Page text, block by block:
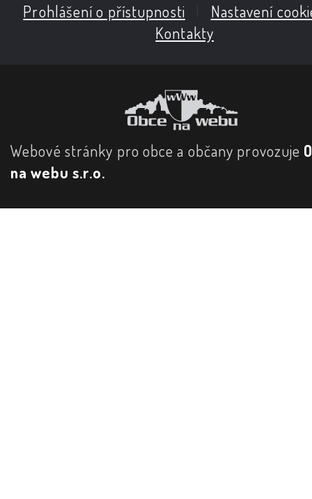
Prohlášení o přístupnosti
Nastavení
Kontakty
Webové stránky pro obce a občany provozuje
na webu s.r.o.